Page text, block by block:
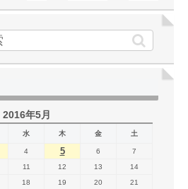
2016年5月
水 木 金 土
4 5 6 7
11 12 13
14
18 19 20
21